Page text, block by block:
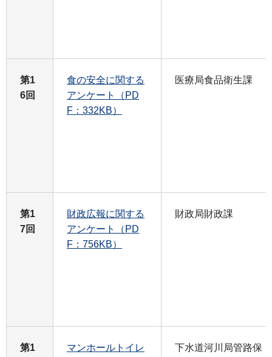
第1
6回
食の安全に関する
アンケート（PD
F：332KB）
医療局食品衛生課
第1
7回
財政広報に関する
アンケート（PD
F：756KB）
財政局財政課
第1
マンホールトイレ
下水道河川局管路保